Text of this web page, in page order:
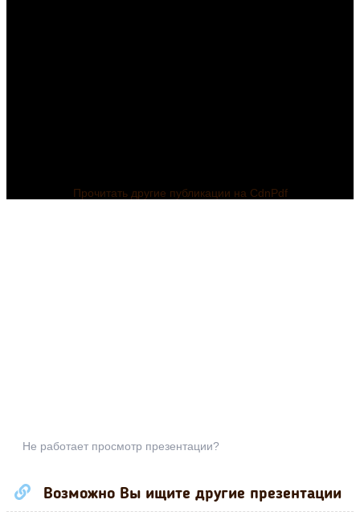
Прочитать другие публикации на CdnPdf
Не работает просмотр презентации?
Возможно Вы ищите другие презентации